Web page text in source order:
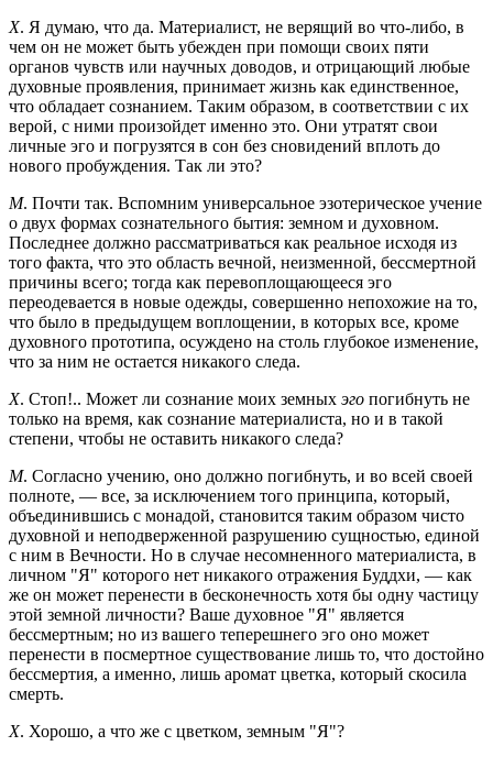
Х. Я думаю, что да. Материалист, не верящий во что-либо, в
чем он не может быть убежден при помощи своих пяти
органов чувств или научных доводов, и отрицающий любые
духовные проявления, принимает жизнь как единственное,
что обладает сознанием. Таким образом, в соответствии с их
верой, с ними произойдет именно это. Они утратят свои
личные эго и погрузятся в сон без сновидений вплоть до
нового пробуждения. Так ли это?
М. Почти так. Вспомним универсальное эзотерическое учение
о двух формах сознательного бытия: земном и духовном.
Последнее должно рассматриваться как реальное исходя из
того факта, что это область вечной, неизменной, бессмертной
причины всего; тогда как перевоплощающееся эго
переодевается в новые одежды, совершенно непохожие на то,
что было в предыдущем воплощении, в которых все, кроме
духовного прототипа, осуждено на столь глубокое изменение,
что за ним не остается никакого следа.
Х. Стоп!.. Может ли сознание моих земных эго погибнуть не
только на время, как сознание материалиста, но и в такой
степени, чтобы не оставить никакого следа?
М. Согласно учению, оно должно погибнуть, и во всей своей
полноте, — все, за исключением того принципа, который,
объединившись с монадой, становится таким образом чисто
духовной и неподверженной разрушению сущностью, единой
с ним в Вечности. Но в случае несомненного материалиста, в
личном "Я" которого нет никакого отражения Буддхи, — как
же он может перенести в бесконечность хотя бы одну частицу
этой земной личности? Ваше духовное "Я" является
бессмертным; но из вашего теперешнего эго оно может
перенести в посмертное существование лишь то, что достойно
бессмертия, а именно, лишь аромат цветка, который скосила
смерть.
Х. Хорошо, а что же с цветком, земным "Я"?